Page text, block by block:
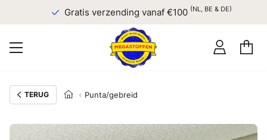
Gratis verzending vanaf €100 (NL, BE & DE)
TERUG Punta/gebreid